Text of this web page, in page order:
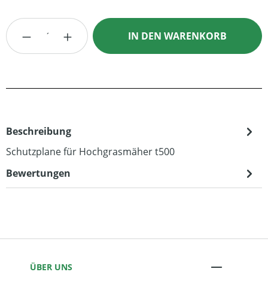
Produkt Anzahl: Gib den gewünschten
IN DEN WARENKORB
Beschreibung
Schutzplane für Hochgrasmäher t500
Bewertungen
ÜBER UNS